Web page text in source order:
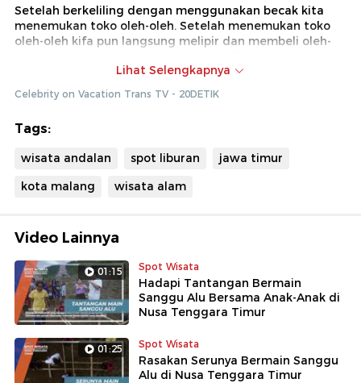
Setelah berkeliling dengan menggunakan becak kita
menemukan toko oleh-oleh. Setelah menemukan toko
oleh-oleh kifa pun langsung melipir dan membeli oleh-
Lihat Selengkapnya
Celebrity on Vacation Trans TV - 20DETIK
Tags:
wisata andalan spot liburan
jawa timur
kota malang
wisata alam
Video Lainnya
01:15 Spot Wisata
Hadapi Tantangan Bermain
Sanggu Alu Bersama Anak-Anak di
Nusa Tenggara Timur
01:25 Spot Wisata
Rasakan Serunya Bermain Sanggu
Alu di Nusa Tenggara Timur